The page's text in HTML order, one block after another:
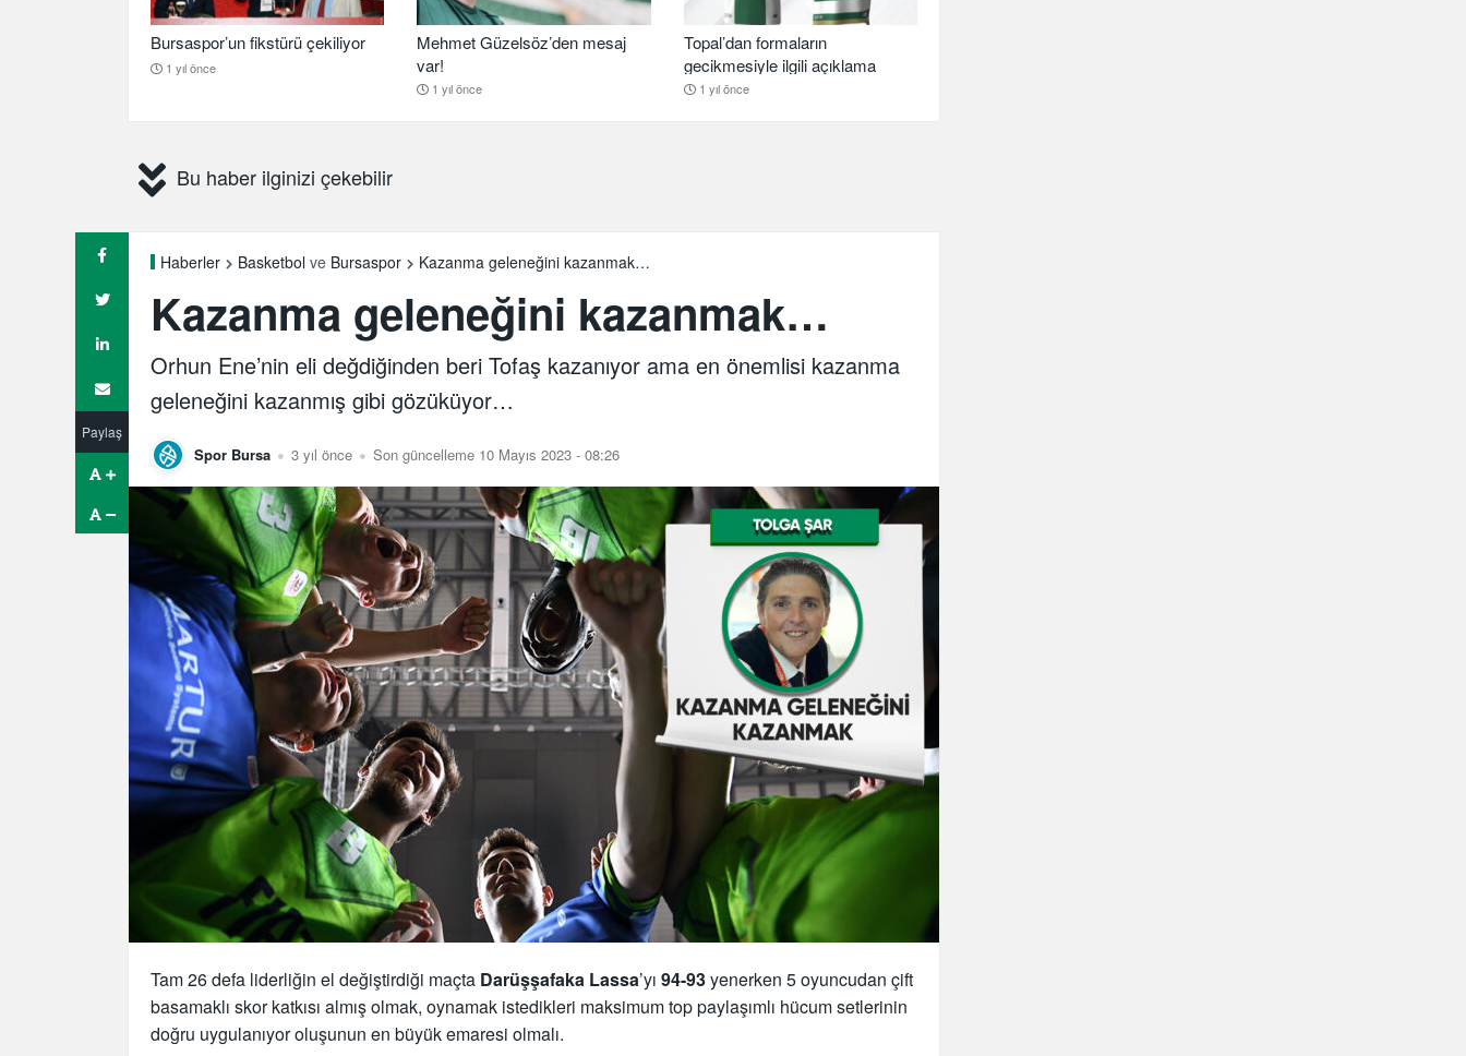
Bursaspor’un fikstürü çekiliyor
1 yıl önce
Mehmet Güzelsöz’den mesaj
var!
1 yıl önce
Topal’dan formaların
gecikmesiyle ilgili açıklama
1 yıl önce
Bu haber ilginizi çekebilir
Paylaş
Haberler Basketbol ve Bursaspor Kazanma geleneğini kazanmak…
Kazanma geleneğini kazanmak…
Orhun Ene’nin eli değdiğinden beri Tofaş kazanıyor ama en önemlisi kazanma
geleneğini kazanmış gibi gözüküyor…
Spor Bursa 3 yıl önce Son güncelleme 10 Mayıs 2023 - 08:26
Tam 26 defa liderliğin el değiştirdiği maçta Darüşşafaka Lassa’yı 94-93yenerken 5 oyuncudan çift
basamaklı skor katkısı almış olmak, oynamak istedikleri maksimum top paylaşımlı hücum setlerinin
doğru uygulanıyor oluşunun en büyük emaresi olmalı.